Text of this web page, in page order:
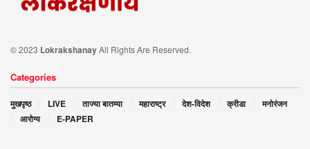
© 2023 LokrakshanayAll Rights Are Reserved.
Categories
मुखपृष्ठ LIVE ताज्या बातम्या महाराष्ट्र देश-विदेश क्रीडा
मनोरंजन
आरोग्य
E-PAPER